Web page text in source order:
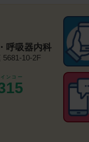
呼吸器内科
10-2F
インコー